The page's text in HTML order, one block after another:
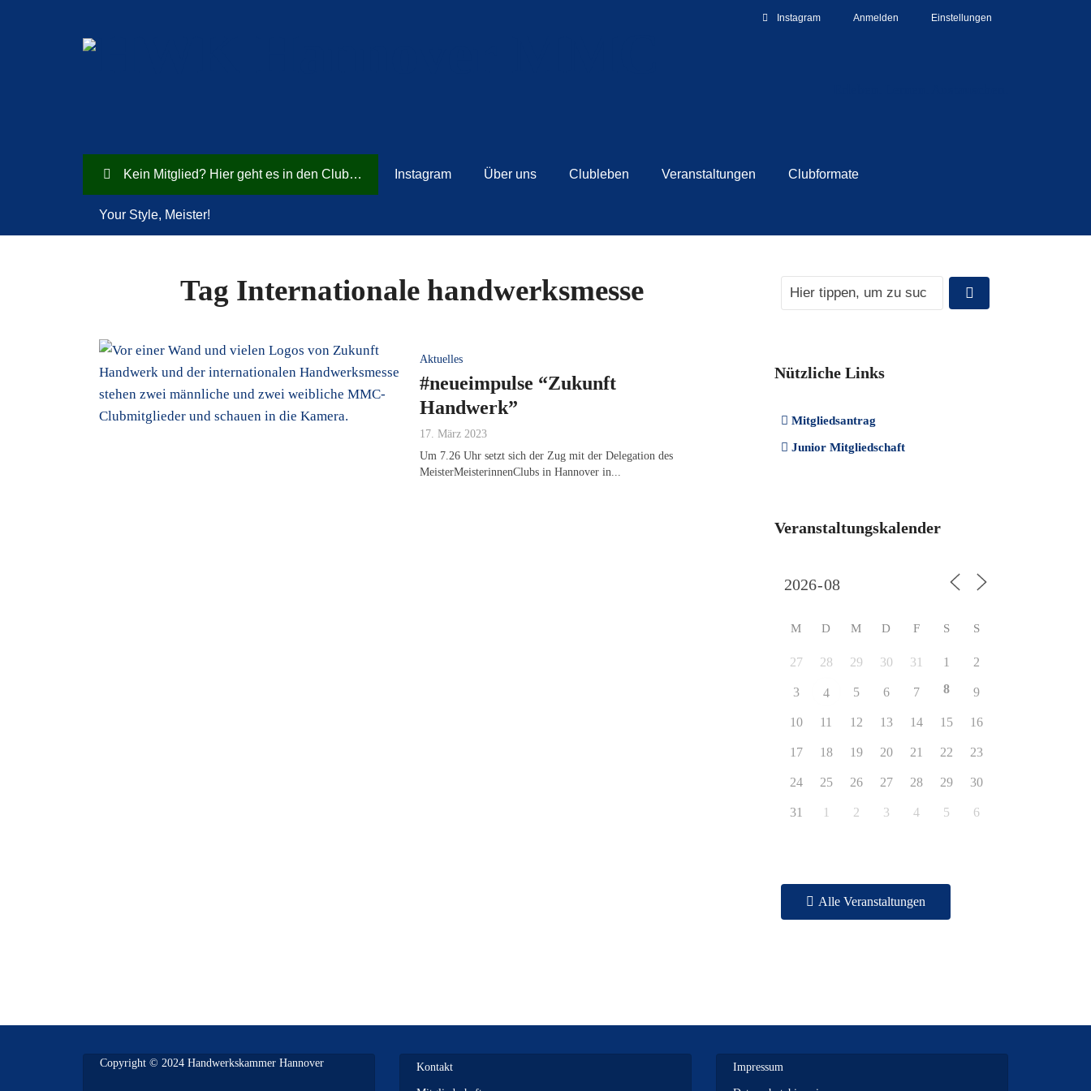
Instagram Anmelden Einstellungen
Kein Mitglied? Hier geht es in den Club… Instagram Über uns Clubleben Veranstaltungen Clubformate
Your Style, Meister!
Tag Internationale handwerksmesse
Aktuelles
#neueimpulse “Zukunft
Handwerk”
17. März 2023
Um 7.26 Uhr setzt sich der Zug mit der Delegation des
MeisterMeisterinnenClubs in Hannover in...
Nützliche Links
Mitgliedsantrag
Junior Mitgliedschaft
Veranstaltungskalender
M D M D F S S
27 28 29 30 31 1 2
3 4 5 6 7 8 9
10 11 12 13 14 15 16
17 18 19 20 21 22 23
24 25 26 27 28 29 30
31 1 2 3 4 5 6
Alle Veranstaltungen
Copyright © 2024 Handwerkskammer Hannover Kontakt Impressum